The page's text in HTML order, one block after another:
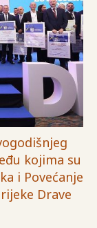
kojima su
i Povećanje
Drave